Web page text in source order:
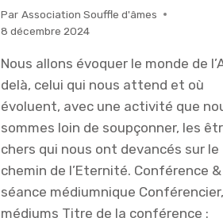
Par Association Souffle d'âmes
8 décembre 2024
Nous allons évoquer le monde de
delà, celui qui nous attend et où
évoluent, avec une activité que
sommes loin de soupçonner, les
chers qui nous ont devancés sur le
chemin de l’Eternité. Conférence &
séance médiumnique Conférencier,
médiums Titre de la conférence :